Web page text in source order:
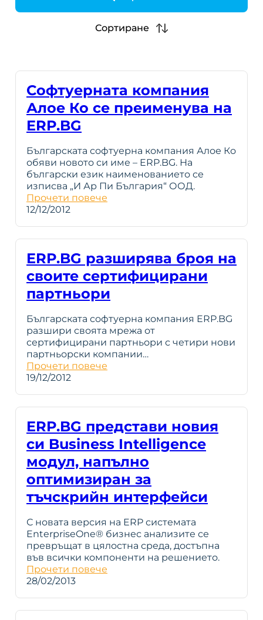
h
Сортиране
Софтуерната компания
Алое Ко се преименува на
ERP.BG
Българската софтуерна компания Алое Ко
обяви новото си име – ERP.BG. На
български език наименованието се
изписва „И Ар Пи България“ ООД.
Прочети повече
12/12/2012
ERP.BG разширява броя на
своите сертифицирани
партньори
Българската софтуерна компания ERP.BG
разшири своята мрежа от
сертифицирани партньори с четири нови
партньорски компании…
Прочети повече
19/12/2012
ERP.BG представи новия
си Business Intelligence
модул, напълно
оптимизиран за
тъчскрийн интерфейси
С новата версия на ERP системата
EnterpriseOne® бизнес анализите се
превръщат в цялостна среда, достъпна
във всички компоненти на решението.
Прочети повече
28/02/2013